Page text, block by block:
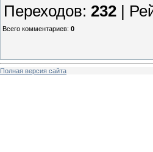
Переходов: 232 |
Всего комментариев: 0
Полная версия сайта